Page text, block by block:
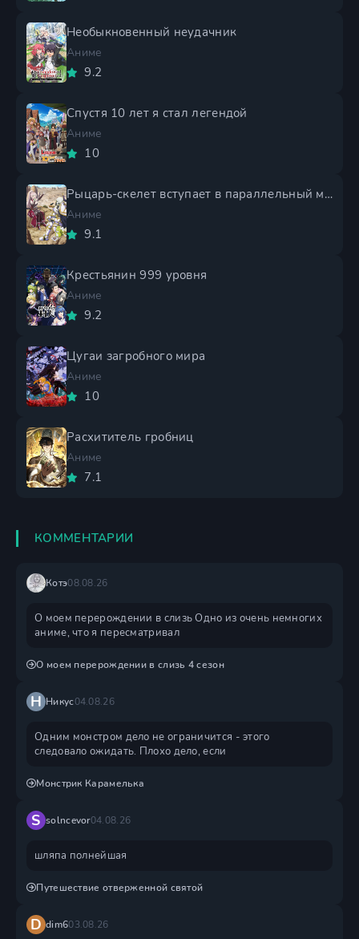
Необыкновенный неудачник
Аниме
9.2
Спустя 10 лет я стал легендой
Аниме
10
Рыцарь-скелет вступает в параллельный мир 2 сезон
Аниме
9.1
Крестьянин 999 уровня
Аниме
9.2
Цугаи загробного мира
Аниме
10
Расхититель гробниц
Аниме
7.1
КОММЕНТАРИИ
Котэ08.08.26
О моем перерождении в слизь Одно из очень немногих
аниме, что я пересматривал
О моем перерождении в слизь 4 сезон
Н Никус04.08.26
Одним монстром дело не ограничится - этого
следовало ожидать. Плохо дело, если
Монстрик Карамелька
S solncevor04.08.26
шляпа полнейшая
Путешествие отверженной святой
D dim603.08.26